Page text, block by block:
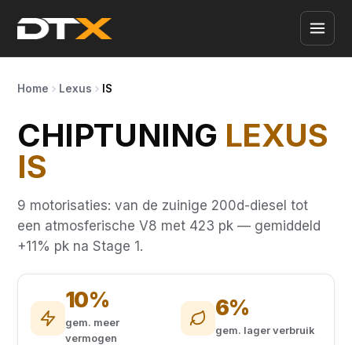
Home Lexus IS
CHIPTUNING LEXUS
IS
9 motorisaties: van de zuinige 200d-diesel tot
een atmosferische V8 met 423 pk — gemiddeld
+11% pk na Stage 1.
10%
gem. meer
vermogen
6%
gem. lager verbruik